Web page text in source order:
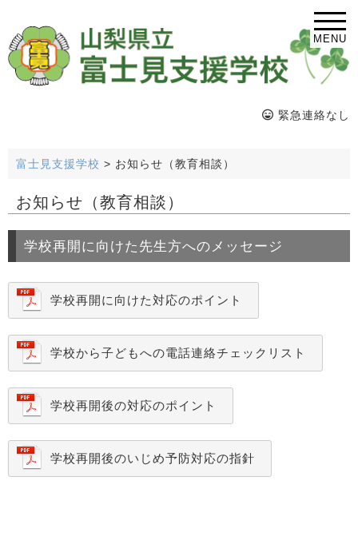
MENU
緊急連絡なし
富士見支援学校 > お知らせ（教育相談）
お知らせ（教育相談）
学校再開に向けた先生方へのメッセージ
学校再開に向けた対応のポイント
学校から子どもへの電話連絡チェックリスト
学校再開後の対応のポイント
学校再開後のいじめ予防対応の指針